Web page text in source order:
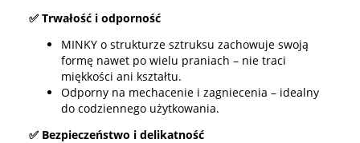
✅ Trwałość i odporność
MINKY o strukturze sztruksu zachowuje swoją
formę nawet po wielu praniach – nie traci
miękkości ani kształtu.
Odporny na mechacenie i zagniecenia – idealny
do codziennego użytkowania.
✅ Bezpieczeństwo i delikatność